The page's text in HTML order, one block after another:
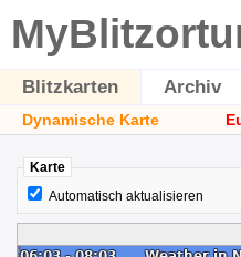
Blitzkarten Archiv
Dynamische Karte
Karte
Automatisch aktualisieren